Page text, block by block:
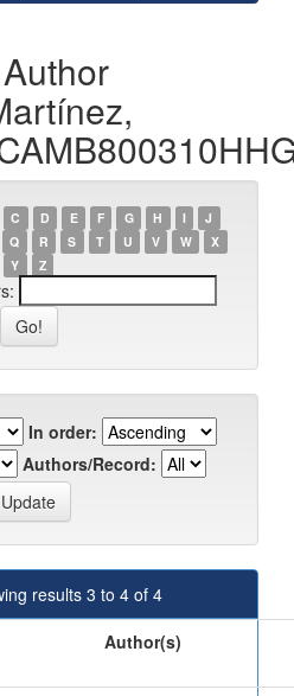
C D E F G H I
J
Q R S T U V W
X
Y
Z
In order:
Authors/Record:
results 3 to 4 of 4
Author(s)